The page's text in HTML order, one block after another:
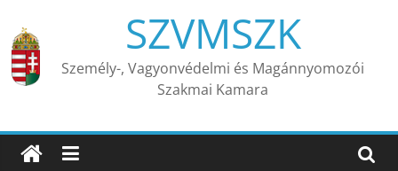
content
SZVMSZK
Személy-, Vagyonvédelmi és Magánnyomozói
Szakmai Kamara